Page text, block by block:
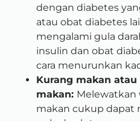
dengan diabetes
atau obat diabetes
mengalami gula
insulin dan obat
cara menurunkan
Kurang makan
makan: Melewatkan
makan cukup dapat